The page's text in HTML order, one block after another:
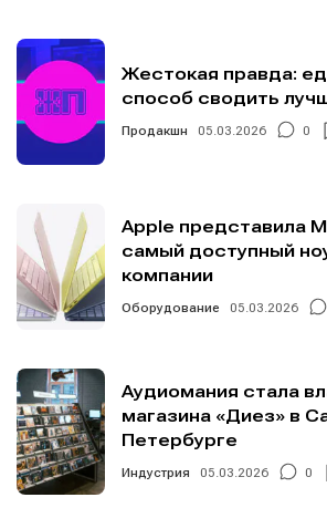
Жестокая правда:
способ сводить
Продакшн 05.03.2026 0
Apple представила
самый доступный
компании
Оборудование 05.03.2026
Аудиомания стала
магазина «Диез» в
Петербурге
Индустрия 05.03.2026 0